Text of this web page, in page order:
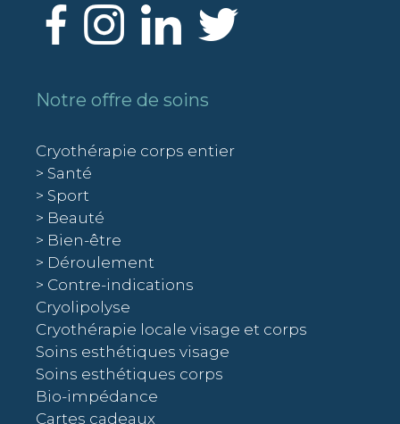
Notre offre de soins
Cryothérapie corps entier
> Santé
> Sport
> Beauté
> Bien-être
> Déroulement
> Contre-indications
Cryolipolyse
Cryothérapie locale visage et corps
Soins esthétiques visage
Soins esthétiques corps
Bio-impédance
Cartes cadeaux